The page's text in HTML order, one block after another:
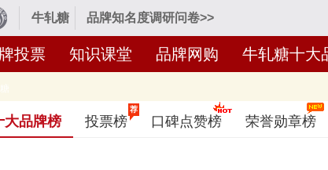
牛轧糖 品牌知名度调研问卷>>
投票 知识课堂 品牌网购 牛轧糖十大
-花生牛轧糖排行，牛轧糖有哪些品牌〈2026〉
品牌名单发布啦！居前十的有：糖村SUGAR&SPICE、大白兔、
分先后，仅供借鉴参考，想知道什么牌子的牛轧糖好？您可以
大品牌榜 投票榜
荐
口碑点赞榜 荣誉勋章榜